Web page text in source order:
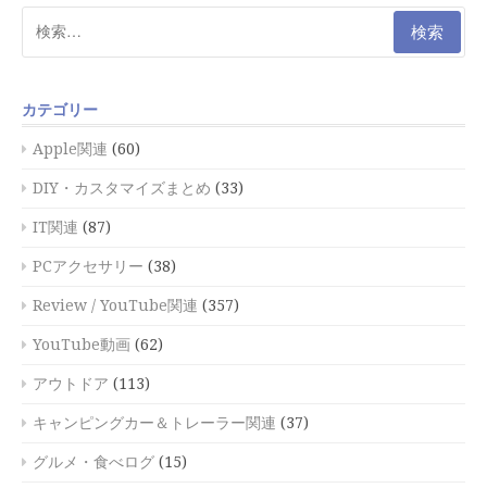
索:
カテゴリー
Apple関連 (60)
DIY・カスタマイズまとめ (33)
IT関連 (87)
PCアクセサリー (38)
Review / YouTube関連 (357)
YouTube動画 (62)
アウトドア (113)
キャンピングカー＆トレーラー関連 (37)
グルメ・食べログ (15)